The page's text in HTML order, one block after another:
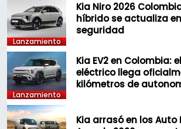
Lanzamiento
Kia Niro 2026
híbrido se actualiza
seguridad
Lanzamiento
Kia EV2 en Colombia:
eléctrico llega
kilómetros de
Kia arrasó en los Auto